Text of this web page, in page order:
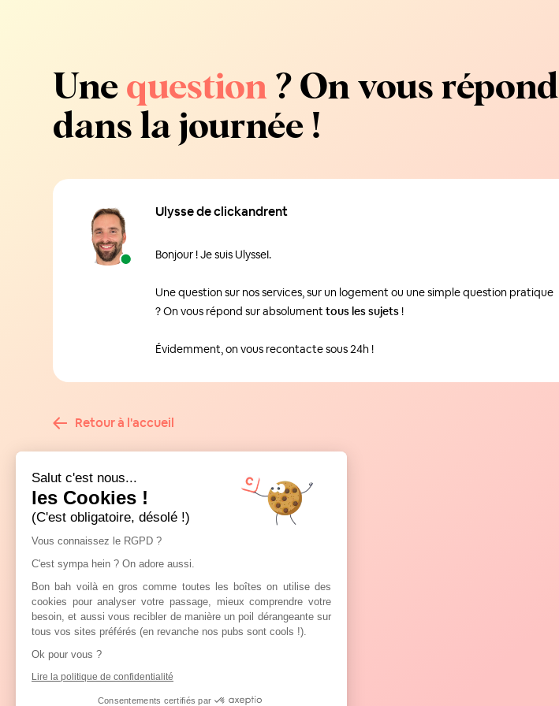
Une question ? On vous répond
dans la journée !
Ulysse de clickandrent
Bonjour ! Je suis UlysseI.
Une question sur nos services, sur un logement ou une simple question pratique
? On vous répond sur absolumenttous les sujets !
Évidemment, on vous recontacte sous 24h !
Retour à l'accueil
Salut c'est nous...
les Cookies !
(C'est obligatoire, désolé !)
Vous connaissez le RGPD ?
C'est sympa hein ? On adore aussi.
Bon bah voilà en gros comme toutes les boîtes on utilise des
cookies pour analyser votre passage, mieux comprendre votre
besoin, et aussi vous recibler de manière un poil dérangeante sur
tous vos sites préférés (en revanche nos pubs sont cools !).
Ok pour vous ?
Lire la politique de confidentialité
Consentements certifiés par